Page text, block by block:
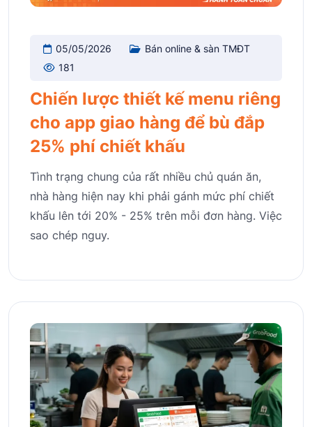
05/05/2026
Bán online & sàn TMĐT
181
Chiến lược thiết kế menu riêng
cho app giao hàng để bù đắp
25% phí chiết khấu
Tình trạng chung của rất nhiều chủ quán ăn,
nhà hàng hiện nay khi phải gánh mức phí chiết
khấu lên tới 20% - 25% trên mỗi đơn hàng. Việc
sao chép nguy.